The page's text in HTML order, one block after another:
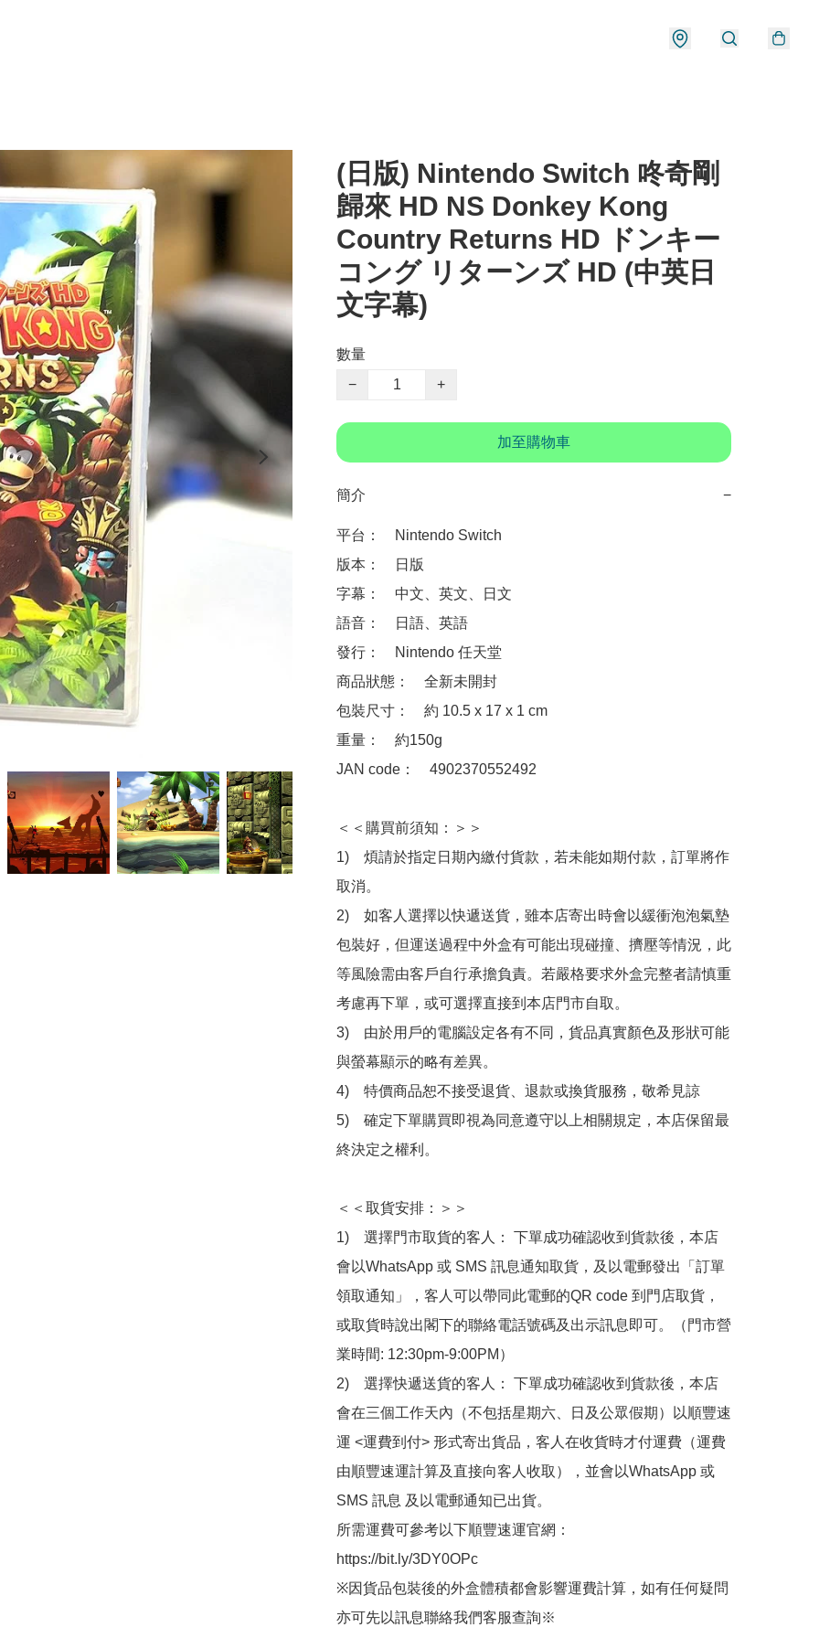
(日版) Nintendo Switch 咚奇剛
歸來 HD NS Donkey Kong
Country Returns HD ドンキー
コング リターンズ HD (中英日
文字幕)
數量
−
+
加至購物車
簡介 −
平台：　Nintendo Switch
版本：　日版
字幕：　中文、英文、日文
語音：　日語、英語
發行：　Nintendo 任天堂
商品狀態：　全新未開封
包裝尺寸：　約 10.5 x 17 x 1 cm
重量：　約150g
JAN code：　4902370552492
＜＜購買前須知：＞＞
1)　煩請於指定日期內繳付貨款，若未能如期付款，訂單將作
取消。
2)　如客人選擇以快遞送貨，雖本店寄出時會以緩衝泡泡氣墊
包裝好，但運送過程中外盒有可能出現碰撞、擠壓等情況，此
等風險需由客戶自行承擔負責。若嚴格要求外盒完整者請慎重
考慮再下單，或可選擇直接到本店門市自取。
3)　由於用戶的電腦設定各有不同，貨品真實顏色及形狀可能
與螢幕顯示的略有差異。
4)　特價商品恕不接受退貨、退款或換貨服務，敬希見諒
5)　確定下單購買即視為同意遵守以上相關規定，本店保留最
終決定之權利。
＜＜取貨安排：＞＞
1)　選擇門市取貨的客人： 下單成功確認收到貨款後，本店
會以WhatsApp 或 SMS 訊息通知取貨，及以電郵發出「訂單
領取通知」，客人可以帶同此電郵的QR code 到門店取貨，
或取貨時說出閣下的聯絡電話號碼及出示訊息即可。（門市營
業時間: 12:30pm-9:00PM）
2)　選擇快遞送貨的客人： 下單成功確認收到貨款後，本店
會在三個工作天內（不包括星期六、日及公眾假期）以順豐速
運 <運費到付> 形式寄出貨品，客人在收貨時才付運費（運費
由順豐速運計算及直接向客人收取），並會以WhatsApp 或
SMS 訊息 及以電郵通知已出貨。
所需運費可參考以下順豐速運官網：
https://bit.ly/3DY0OPc
※因貨品包裝後的外盒體積都會影響運費計算，如有任何疑問
亦可先以訊息聯絡我們客服查詢※